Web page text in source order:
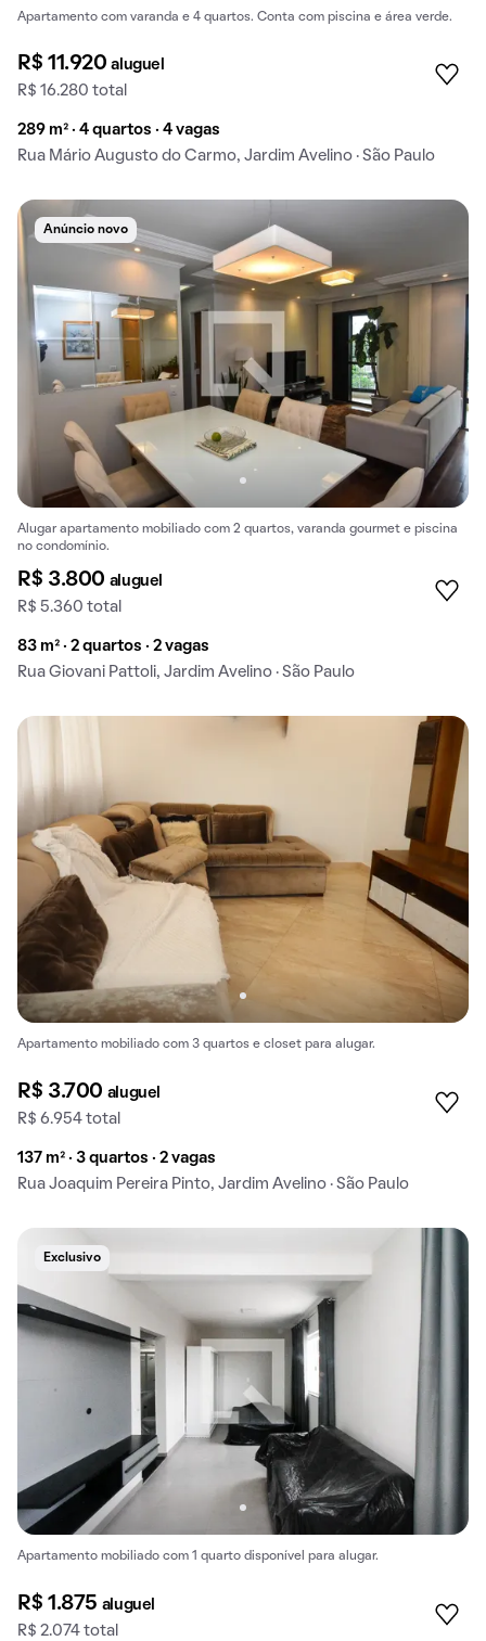
Apartamento com varanda e 4 quartos. Conta com piscina e área verde.
R$ 11.920aluguel
R$ 16.280 total
289 m² · 4 quartos · 4 vagas
Rua Mário Augusto do Carmo, Jardim Avelino · São Paulo
Anúncio novo
Alugar apartamento mobiliado com 2 quartos, varanda gourmet e piscina
no condomínio.
R$ 3.800 aluguel
R$ 5.360 total
83 m² · 2 quartos · 2 vagas
Rua Giovani Pattoli, Jardim Avelino · São Paulo
Apartamento mobiliado com 3 quartos e closet para alugar.
R$ 3.700 aluguel
R$ 6.954 total
137 m² · 3 quartos · 2 vagas
Rua Joaquim Pereira Pinto, Jardim Avelino · São Paulo
Exclusivo
Apartamento mobiliado com 1 quarto disponível para alugar.
R$ 1.875 aluguel
R$ 2.074 total